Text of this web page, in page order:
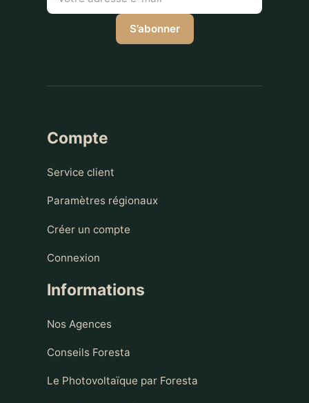
S’abonner
Compte
Service client
Paramètres régionaux
Créer un compte
Connexion
Informations
Nos Agences
Conseils Foresta
Le Photovoltaïque par Foresta